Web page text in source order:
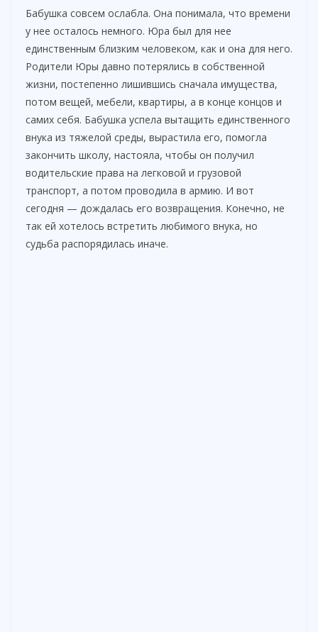
Бабушка совсем ослабла. Она понимала, что времени
у нее осталось немного. Юра был для нее
единственным близким человеком, как и она для него.
Родители Юры давно потерялись в собственной
жизни, постепенно лишившись сначала имущества,
потом вещей, мебели, квартиры, а в конце концов и
самих себя. Бабушка успела вытащить единственного
внука из тяжелой среды, вырастила его, помогла
закончить школу, настояла, чтобы он получил
водительские права на легковой и грузовой
транспорт, а потом проводила в армию. И вот
сегодня — дождалась его возвращения. Конечно, не
так ей хотелось встретить любимого внука, но
судьба распорядилась иначе.